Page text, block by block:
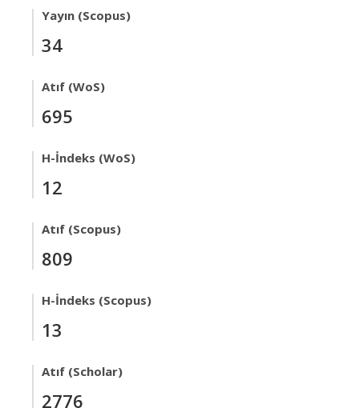
Yayın (Scopus)
34
Atıf (WoS)
695
H-İndeks (WoS)
12
Atıf (Scopus)
809
H-İndeks (Scopus)
13
Atıf (Scholar)
2776